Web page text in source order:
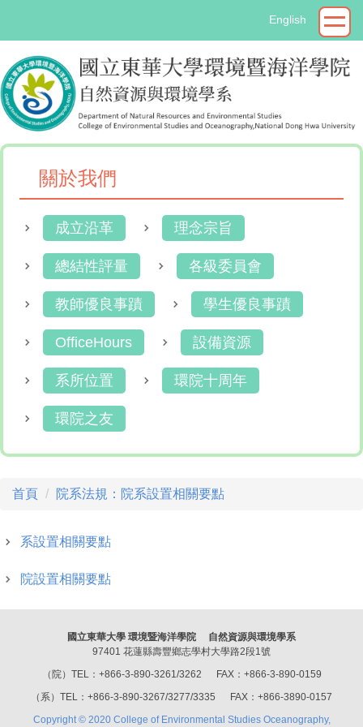
要
內
容
區
English
關於我們
成立沿革 理念宗旨
總結性評量 各級委員會
教師優良事蹟 學生優良事蹟
OfficeHours 設備資源
系所位置 環院十周年
環院之友
首頁 院系法規：院系設置相關要點
系設置相關要點
院設置相關要點
國立東華大學 環境暨海洋學院 自然資源與環境學系
97401 花蓮縣壽豐鄉志學村大學路2段1號
（院）TEL：+866-3-890-3261/3262 FAX：+866-3-890-0159
（系）TEL：+866-3-890-3267/3277/3335 FAX：+866-3890-0157
Copyright © 2020 College of Environmental Studies Oceanography,